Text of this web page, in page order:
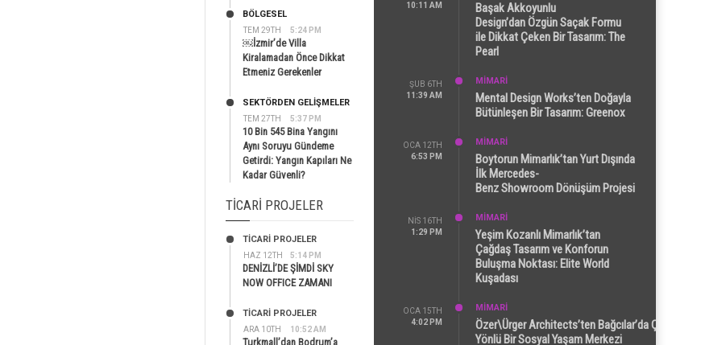
TEM 29TH 5:24 PM
BÖLGESEL
￼İzmir’de Villa
Kiralamadan Önce Dikkat
Etmeniz Gerekenler
TEM 27TH 5:37 PM
SEKTÖRDEN GELIŞMELER
10 Bin 545 Bina Yangını
Aynı Soruyu Gündeme
Getirdi: Yangın Kapıları Ne
Kadar Güvenli?
TICARI PROJELER
HAZ 12TH 5:14 PM
TİCARİ PROJELER
DENİZLİ’DE ŞİMDİ SKY
NOW OFFICE ZAMANI
ARA 10TH 10:52 AM
TİCARİ PROJELER
Turkmall’dan Bodrum’a
10:11 AM
Başak Akkoyunlu
Design’dan Özgün Saçak Formu
ile Dikkat Çeken Bir Tasarım: The
Pearl
ŞUB 6TH
11:39 AM
MİMARİ
Mental Design Works’ten Doğayla
Bütünleşen Bir Tasarım: Greenox
OCA 12TH
6:53 PM
MİMARİ
Boytorun Mimarlık’tan Yurt Dışında
İlk Mercedes-
Benz Showroom Dönüşüm Projesi
NIS 16TH
1:29 PM
MİMARİ
Yeşim Kozanlı Mimarlık’tan
Çağdaş Tasarım ve Konforun
Buluşma Noktası: Elite World
Kuşadası
OCA 15TH
4:02 PM
MİMARİ
Özer\Ürger Architects’ten Bağcılar’da Çok
Yönlü Bir Sosyal Yaşam Merkezi